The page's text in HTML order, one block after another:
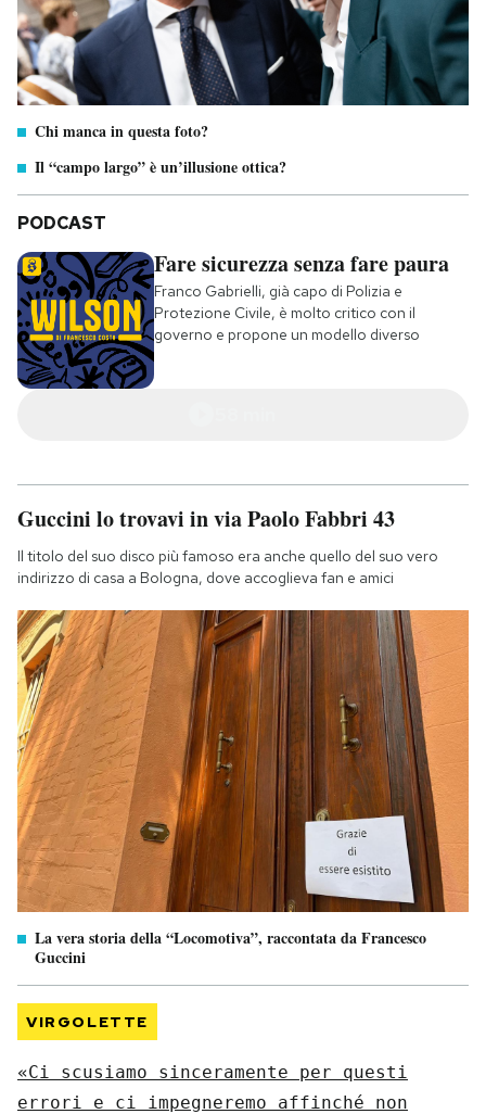
Chi manca in questa foto?
Il “campo largo” è un’illusione ottica?
PODCAST
Fare sicurezza senza fare paura
Franco Gabrielli, già capo di Polizia e
Protezione Civile, è molto critico con il
governo e propone un modello diverso
Guccini lo trovavi in via Paolo Fabbri 43
Il titolo del suo disco più famoso era anche quello del suo vero
indirizzo di casa a Bologna, dove accoglieva fan e amici
La vera storia della “Locomotiva”, raccontata da Francesco
Guccini
VIRGOLETTE
«Ci scusiamo sinceramente per questi
errori e ci impegneremo affinché non